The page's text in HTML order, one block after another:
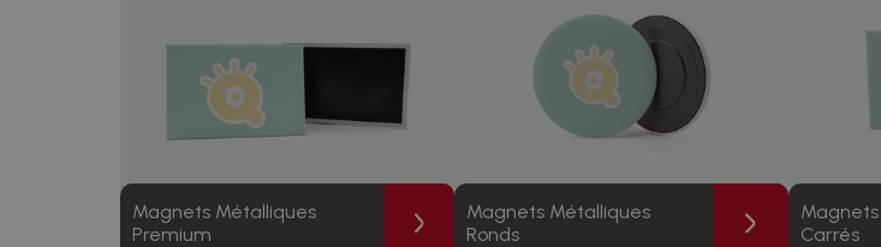
Magnets Métalliques
Premium
Magnets Métalliques
Ronds
Carrés